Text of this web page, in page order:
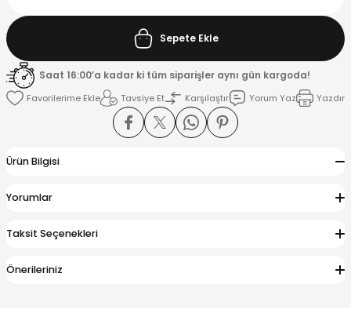
Sepete Ekle
Saat 16:00’a kadar ki tüm siparişler aynı gün kargoda!
Tavsiye Et
Karşılaştır Yorum Yaz Yazdır
Ürün Bilgisi
Yorumlar
Taksit Seçenekleri
Önerileriniz